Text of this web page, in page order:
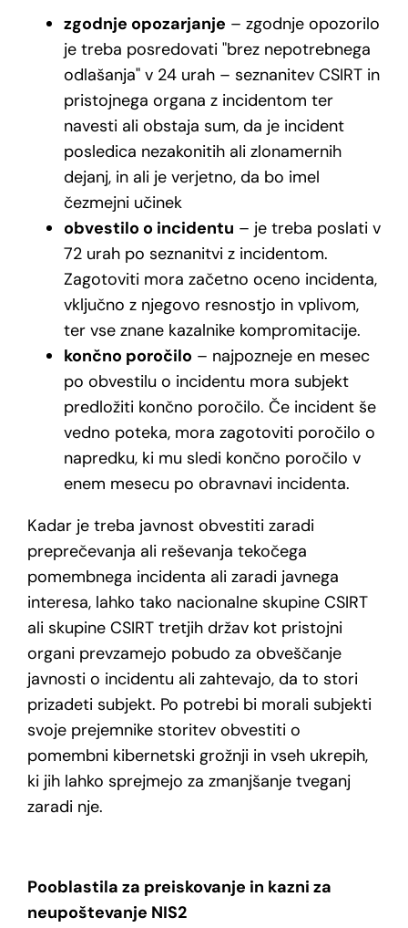
zgodnje opozarjanje – zgodnje opozorilo
je treba posredovati "brez nepotrebnega
odlašanja" v 24 urah – seznanitev CSIRT in
pristojnega organa z incidentom ter
navesti ali obstaja sum, da je incident
posledica nezakonitih ali zlonamernih
dejanj, in ali je verjetno, da bo imel
čezmejni učinek
obvestilo o incidentu – je treba poslati v
72 urah po seznanitvi z incidentom.
Zagotoviti mora začetno oceno incidenta,
vključno z njegovo resnostjo in vplivom,
ter vse znane kazalnike kompromitacije.
končno poročilo – najpozneje en mesec
po obvestilu o incidentu mora subjekt
predložiti končno poročilo. Če incident še
vedno poteka, mora zagotoviti poročilo o
napredku, ki mu sledi končno poročilo v
enem mesecu po obravnavi incidenta.
Kadar je treba javnost obvestiti zaradi
preprečevanja ali reševanja tekočega
pomembnega incidenta ali zaradi javnega
interesa, lahko tako nacionalne skupine CSIRT
ali skupine CSIRT tretjih držav kot pristojni
organi prevzamejo pobudo za obveščanje
javnosti o incidentu ali zahtevajo, da to stori
prizadeti subjekt. Po potrebi bi morali subjekti
svoje prejemnike storitev obvestiti o
pomembni kibernetski grožnji in vseh ukrepih,
ki jih lahko sprejmejo za zmanjšanje tveganj
zaradi nje.
Pooblastila za preiskovanje in kazni za
neupoštevanje NIS2